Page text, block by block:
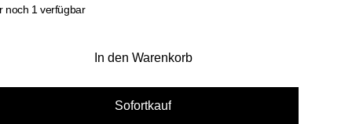
noch 1 verfügbar
In den Warenkorb
Sofortkauf